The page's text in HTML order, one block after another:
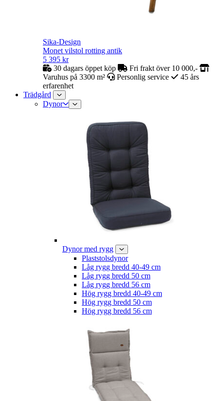
Sika-Design
Monet vilstol rotting antik
5 395 kr
30 dagars öppet köp
Fri frakt över 10 000,-
Varuhus på 3300 m²
Personlig service
45 års
erfarenhet
Trädgård
Dynor
Dynor med rygg
Plaststolsdynor
Låg rygg bredd 40-49 cm
Låg rygg bredd 50 cm
Låg rygg bredd 56 cm
Hög rygg bredd 40-49 cm
Hög rygg bredd 50 cm
Hög rygg bredd 56 cm